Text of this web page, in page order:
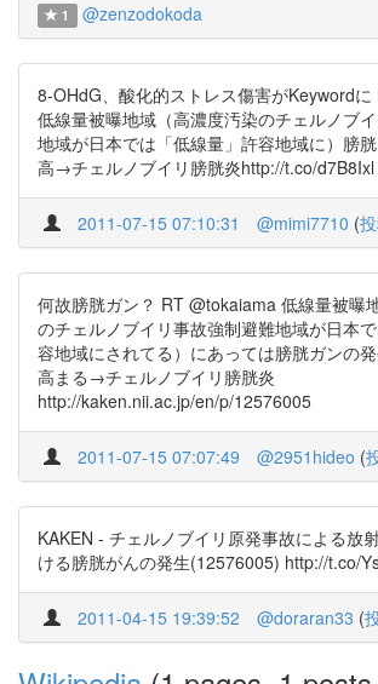
1 @zenzodokoda
8-OHdG、酸化的ストレス傷害がKeyword
低線量被曝地域（高濃度汚染のチェルノブ
地域が日本では「低線量」許容地域に）膀
高→チェルノブイリ膀胱炎http://t.co/d7B8Ixl
2011-07-15 07:10:31 @mimi7710 (
何故膀胱ガン？ RT @tokaiama 低線量被曝
のチェルノブイリ事故強制避難地域が日本
容地域にされてる）にあっては膀胱ガンの
高まる→チェルノブイリ膀胱炎
http://kaken.nii.ac.jp/en/p/12576005
2011-07-15 07:07:49 @2951hideo (
KAKEN - チェルノブイリ原発事故による放
ける膀胱がんの発生(12576005) http://t.co/
2011-04-15 19:39:52 @doraran33 (